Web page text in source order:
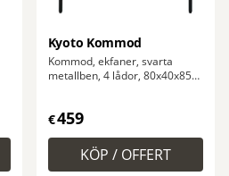
Kyoto Kommod
Kommod, ekfaner, svarta
metallben, 4 lådor, 80x40x85
€459